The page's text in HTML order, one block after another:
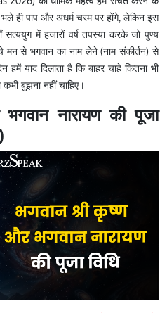
ही पाप और अधर्म चरम पर होंगे, लेकिन इस
में हजारों वर्ष तपस्या करके जो पुण्य
से भगवान का नाम लेने (नाम संकीर्तन) से
याद दिलाता है कि बाहर चाहे कितना भी
कभी बुझना नहीं चाहिए।
नारायण की पूजा